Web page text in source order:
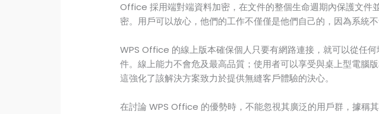
Office 採用端對端資料加密，在文件的整個生命週期內保護文件
密。用戶可以放心，他們的工作不僅僅是他們自己的，因為系統不
WPS Office 的線上版本確保個人只要有網路連接，就可以從任
件。線上能力不會危及最高品質；使用者可以享受與桌上型電腦
這強化了該解決方案致力於提供無縫客戶體驗的決心。
在討論 WPS Office 的優勢時，不能忽視其廣泛的用戶群，據稱